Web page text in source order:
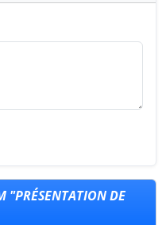
"PRÉSENTATION DE